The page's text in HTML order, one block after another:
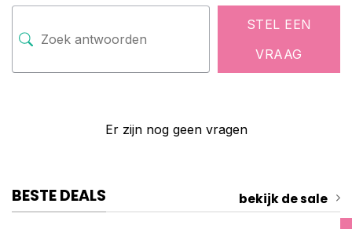
STEL EEN
VRAAG
Er zijn nog geen vragen
BESTE DEALS bekijk de sale